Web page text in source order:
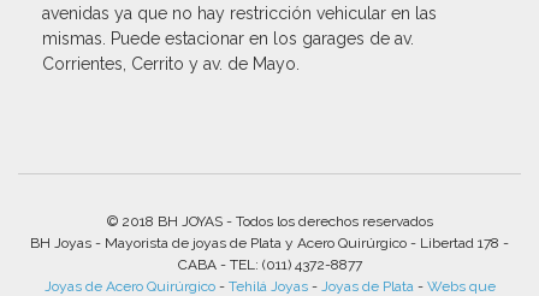
avenidas ya que no hay restricción vehicular en las
mismas. Puede estacionar en los garages de av.
Corrientes, Cerrito y av. de Mayo.
© 2018 BH JOYAS - Todos los derechos reservados
BH Joyas - Mayorista de joyas de Plata y Acero Quirúrgico - Libertad 178 -
CABA - TEL: (011) 4372-8877
Joyas de Acero Quirúrgico- Tehilá Joyas- Joyas de Plata - Webs que